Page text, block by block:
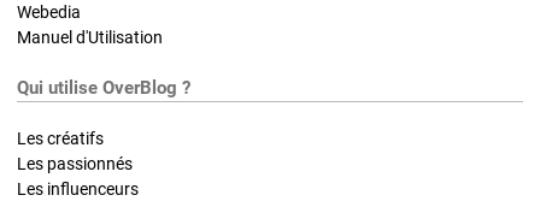
Webedia
Manuel d'Utilisation
Qui utilise OverBlog ?
Les créatifs
Les passionnés
Les influenceurs